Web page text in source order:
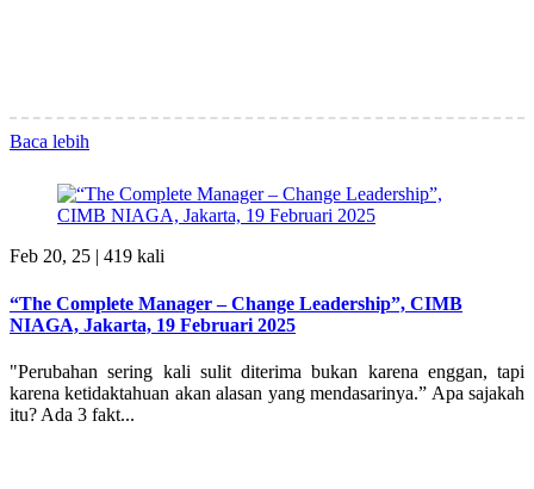
Baca lebih
Feb 20, 25 | 419 kali
“The Complete Manager – Change Leadership”, CIMB
NIAGA, Jakarta, 19 Februari 2025
"Perubahan sering kali sulit diterima bukan karena enggan, tapi
karena ketidaktahuan akan alasan yang mendasarinya.” Apa sajakah
itu? Ada 3 fakt...